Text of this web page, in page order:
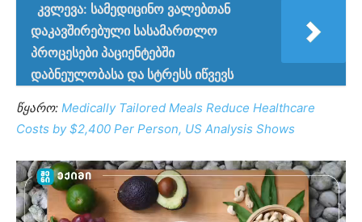
კვლევა: სამედიცინო ვალებთან
დაკავშირებული სასამართლო
პროცესები პაციენტებში
დაბნეულობასა და სტრესს იწვევს
წყარო: Medically Tailored Meals Reduce Healthcare
Costs by $2,400 Per Person, US Analysis Shows
ვიდეო
დამკვრელი